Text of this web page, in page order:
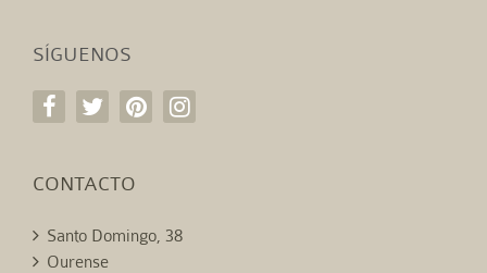
SÍGUENOS
CONTACTO
Santo Domingo, 38
Ourense